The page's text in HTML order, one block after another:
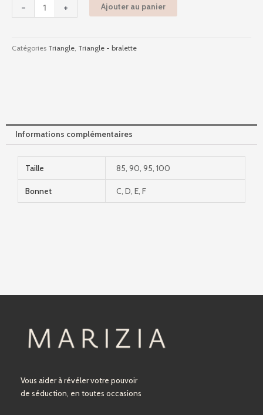
- + Ajouter au panier
Catégories Triangle, Triangle - bralette
Informations complémentaires
Taille 85, 90, 95, 100
Bonnet C, D, E, F
Vous aider à révéler votre pouvoir
de séduction, en toutes occasions